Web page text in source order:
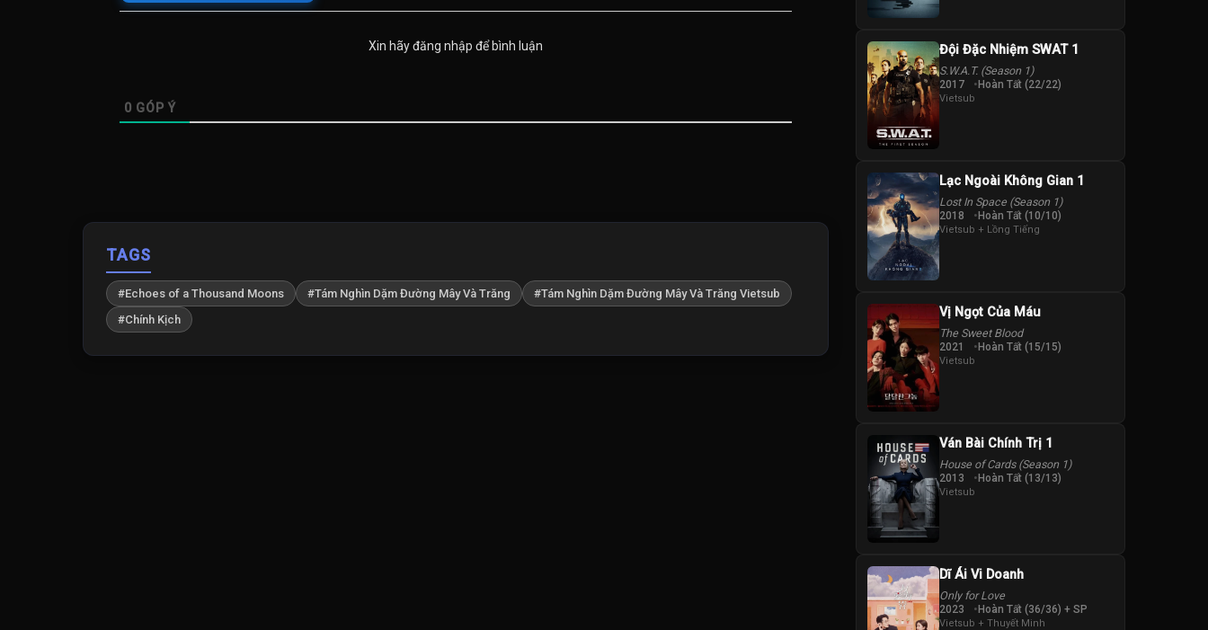
Xin hãy đăng nhập để bình luận
0 GÓP Ý
TAGS
#Echoes of a Thousand Moons #Tám Nghìn Dặm Đường Mây Và Trăng
#Tám Nghìn Dặm Đường Mây Và Trăng Vietsub
#Chính Kịch
Đội Đặc Nhiệm SWAT 1
S.W.A.T. (Season 1)
2017 Hoàn Tất (22/22)
Vietsub
Lạc Ngoài Không Gian 1
Lost In Space (Season 1)
2018 Hoàn Tất (10/10)
Vietsub + Lồng Tiếng
Vị Ngọt Của Máu
The Sweet Blood
2021 Hoàn Tất (15/15)
Vietsub
Ván Bài Chính Trị 1
House of Cards (Season 1)
2013 Hoàn Tất (13/13)
Vietsub
Dĩ Ái Vi Doanh
Only for Love
2023 Hoàn Tất (36/36) + SP
Vietsub + Thuyết Minh